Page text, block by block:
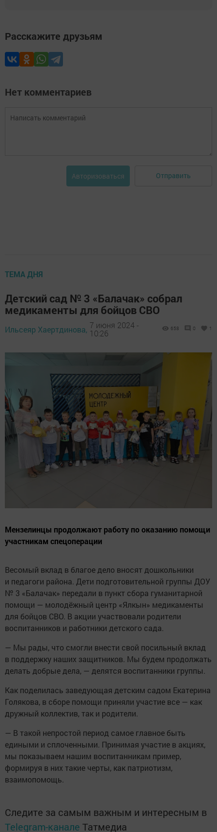
Расскажите друзьям
Нет комментариев
Авторизоваться Отправить
ТЕМА ДНЯ
Детский сад № 3 «Балачак» собрал
медикаменты для бойцов СВО
Ильсеяр Хаертдинова, 7 июня 2024 -
10:26
658 0 1
Мензелинцы продолжают работу по оказанию помощи
участникам спецоперации
Весомый вклад в благое дело вносят дошкольники
и педагоги района. Дети подготовительной группы ДОУ
№ 3 «Балачак» передали в пункт сбора гуманитарной
помощи — молодёжный центр «Ялкын» медикаменты
для бойцов СВО. В акции участвовали родители
воспитанников и работники детского сада.
— Мы рады, что смогли внести свой посильный вклад
в поддержку наших защитников. Мы будем продолжать
делать добрые дела, — делятся воспитанники группы.
Как поделилась заведующая детским садом Екатерина
Голякова, в сборе помощи приняли участие все — как
дружный коллектив, так и родители.
— В такой непростой период самое главное быть
едиными и сплоченными. Принимая участие в акциях,
мы показываем нашим воспитанникам пример,
формируя в них такие черты, как патриотизм,
взаимопомощь.
Следите за самым важным и интересным в
Telegram-канале Татмедиа